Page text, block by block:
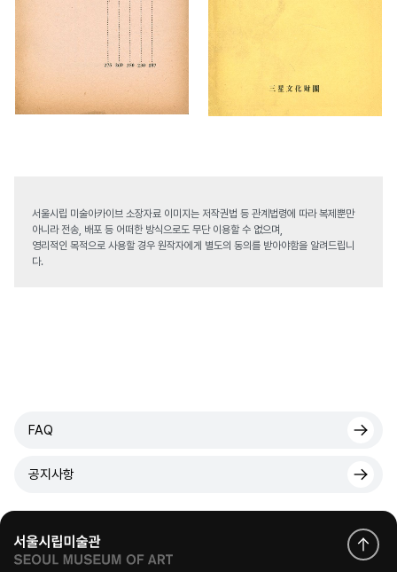
서울시립 미술아카이브 소장자료 이미지는 저작권법 등 관계법령에 따라 복제뿐만
아니라 전송, 배포 등 어떠한 방식으로도 무단 이용할 수 없으며,
영리적인 목적으로 사용할 경우 원작자에게 별도의 동의를 받아야함을 알려드립니
다.
FAQ
공지사항